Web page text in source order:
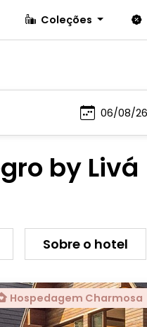
Coleções
by Livá
Sobre o hotel
Hospedagem Charmosa